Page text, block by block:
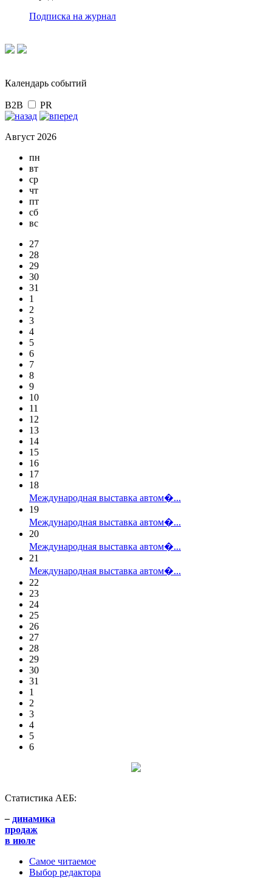
Подписка на журнал
Календарь событий
B2B PR
Август 2026
пн
вт
ср
чт
пт
сб
вс
27
28
29
30
31
1
2
3
4
5
6
7
8
9
10
11
12
13
14
15
16
17
18
Международная выставка автом�...
19
Международная выставка автом�...
20
Международная выставка автом�...
21
Международная выставка автом�...
22
23
24
25
26
27
28
29
30
31
1
2
3
4
5
6
Статистика АЕБ:
– динамика
продаж
в июле
Самое читаемое
Выбор редактора